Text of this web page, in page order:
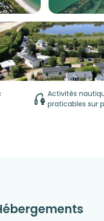
Activités
praticables sur